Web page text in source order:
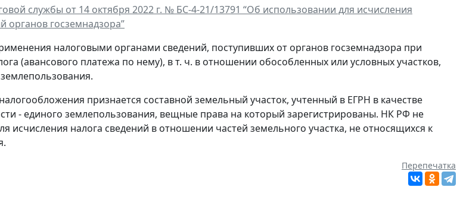
службы от 14 октября 2022 г. № БС-4-21/13791 “Об использовании для исчисления
органов госземнадзора”
налоговыми органами сведений, поступивших от органов госземнадзора при
(авансового платежа по нему), в т. ч. в отношении обособленных или условных участков,
признается составной земельный участок, учтенный в ЕГРН в качестве
- единого землепользования, вещные права на который зарегистрированы. НК РФ не
исчисления налога сведений в отношении частей земельного участка, не относящихся к
Перепечатка